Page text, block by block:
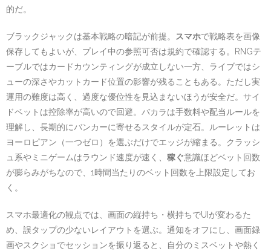
的だ。
ブラックジャックは基本戦略の暗記が前提。 スマホで戦略表を画像
保存してもよいが、プレイ中の参照可否は規約で確認する。RNGテ
ーブルではカードカウンティングが成立しない一方、ライブではシ
ューの深さやカットカード位置の影響が残ることもある。ただし実
運用の難度は高く、過度な優位性を見込まないほうが安全だ。サイ
ドベットは控除率が高いので回避。バカラは手数料や配当ルールを
理解し、長期的にバンカーに寄せるスタイルが定石。ルーレットは
ヨーロピアン（一つゼロ）を選ぶだけでエッジが縮まる。クラッシ
ュ系やミニゲームはラウンド速度が速く、 稼ぐ意識ほどベット回数
が膨らみがちなので、1時間当たりのベット回数を上限設定してお
く。
スマホ最適化の観点では、画面の縦持ち・横持ちでUIが変わるた
め、誤タップの少ないレイアウトを選ぶ。通知をオフにし、画面録
画やスクショでセッションを振り返ると、自分のミスベットや熱く